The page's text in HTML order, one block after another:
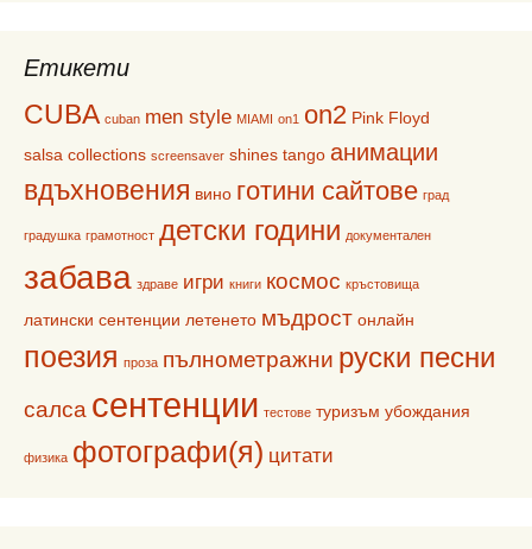
Етикети
CUBA cuban men style MIAMI on1 on2 Pink Floyd
salsa collections screensaver shines tango анимации
вдъхновения вино готини сайтове град
градушка грамотност детски години документален
забава здраве игри книги космос кръстовища
латински сентенции летенето мъдрост онлайн
поезия проза пълнометражни руски песни
салса сентенции тестове туризъм убождания
физика фотографи(я) цитати